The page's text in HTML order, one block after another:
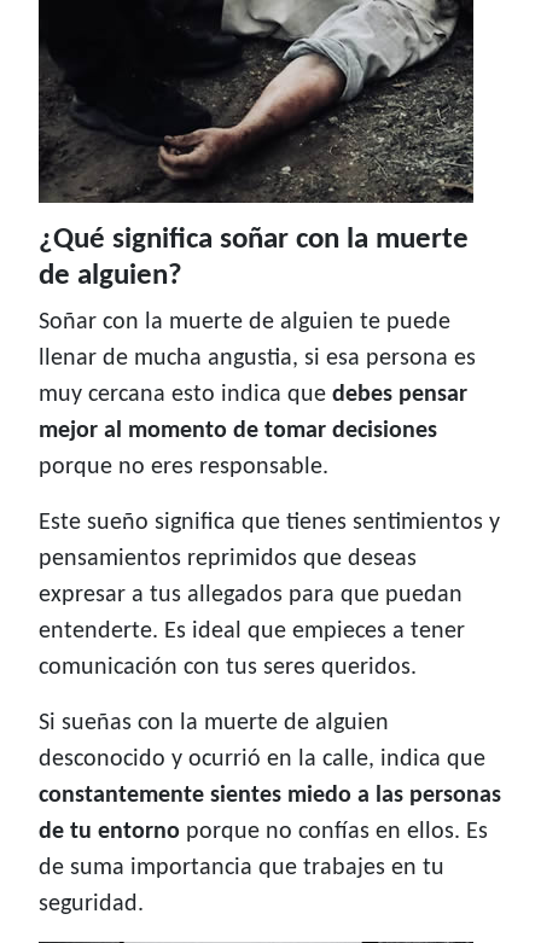
¿Qué significa soñar con la muerte
de alguien?
Soñar con la muerte de alguien te puede
llenar de mucha angustia, si esa persona es
muy cercana esto indica que debes pensar
mejor al momento de tomar decisiones
porque no eres responsable.
Este sueño significa que tienes sentimientos y
pensamientos reprimidos que deseas
expresar a tus allegados para que puedan
entenderte. Es ideal que empieces a tener
comunicación con tus seres queridos.
Si sueñas con la muerte de alguien
desconocido y ocurrió en la calle, indica que
constantemente sientes miedo a las personas
de tu entorno porque no confías en ellos. Es
de suma importancia que trabajes en tu
seguridad.